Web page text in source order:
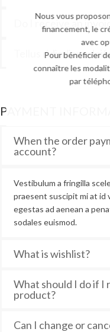
Nous vous
financement, le
avec
Pour bénéficier
connaître les
par
Do I receive an
Tellus ridicdiam
PAYMENT
When the order
account?
Vestibulum a fringilla
praesent suscipit mi at id
egestas ad aenean a
sodales euismod.
What is wishlist?
What should I do if I
product?
Can I change or